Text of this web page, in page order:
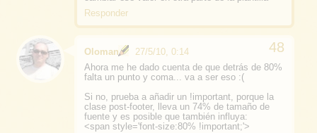
Responder
Oloman
27/5/10, 0:14
Ahora me he dado cuenta de que detrás de 80%
falta un punto y coma... va a ser eso :(
Si no, prueba a añadir un !important, porque la
clase post-footer, lleva un 74% de tamaño de
fuente y es posible que también influya:
<span style='font-size:80% !important;'>